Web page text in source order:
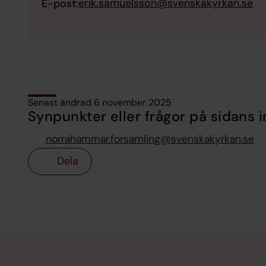
E-post:erik.samuelsson@svenskakyrkan.se
Senast ändrad 6 november 2025
Synpunkter eller frågor på sidans
norrahammar.forsamling@svenskakyrkan.se
Dela